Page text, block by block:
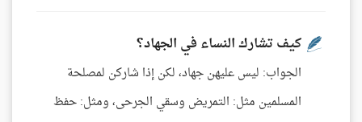
كيف تشارك النساء في الجهاد؟
الجواب: ليس عليهن جهاد، لكن إذا شاركن لمصلحة
المسلمين مثل: التمريض وسقي الجرحى، ومثل: حفظ